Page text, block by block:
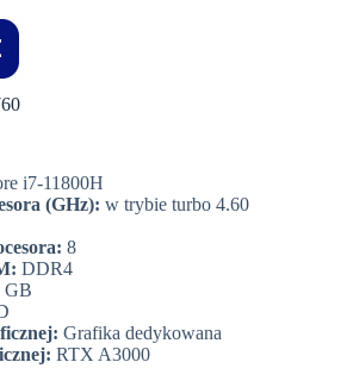
i7-11800H
(GHz): w trybie turbo 4.60
8
DDR4
GB
Grafika dedykowana
RTX A3000